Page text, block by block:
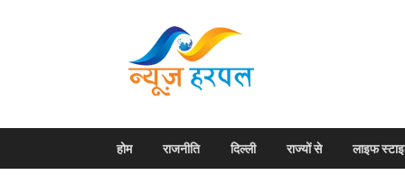
होम राजनीति दिल्ली राज्यों से लाइफ